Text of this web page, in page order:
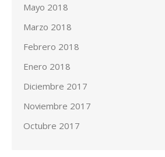
Mayo 2018
Marzo 2018
Febrero 2018
Enero 2018
Diciembre 2017
Noviembre 2017
Octubre 2017